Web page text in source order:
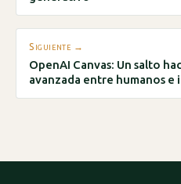
Siguiente →
OpenAI Canvas: Un salto
avanzada entre humanos